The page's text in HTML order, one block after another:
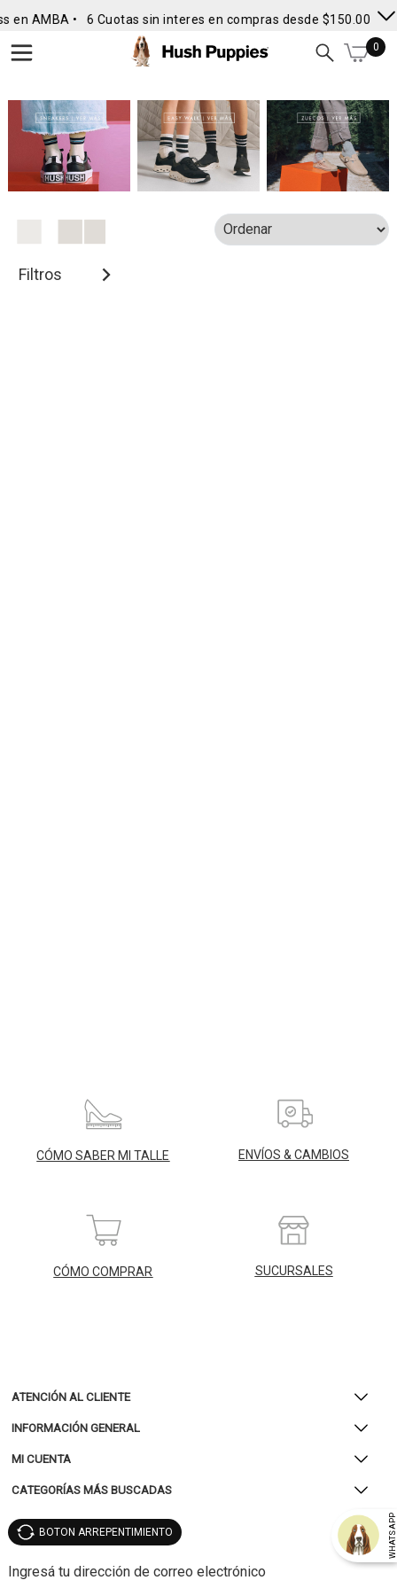
en AMBA • 6 Cuotas sin interes en compras desde $150.000 •
0
Filtros
CÓMO SABER MI TALLE ENVÍOS & CAMBIOS
CÓMO COMPRAR SUCURSALES
ATENCIÓN AL CLIENTE
INFORMACIÓN GENERAL
MI CUENTA
CATEGORÍAS MÁS BUSCADAS
WHATSAPP
BOTON ARREPENTIMIENTO